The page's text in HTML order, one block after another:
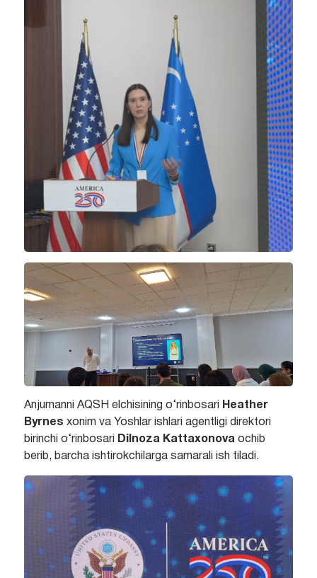
Anjumanni AQSH elchisining o‘rinbosari
Heather
Byrnes xonim va Yoshlar ishlari agentligi direktori
birinchi o‘rinbosari
Dilnoza Kattaxonovaochib
berib, barcha ishtirokchilarga samarali ish tiladi.